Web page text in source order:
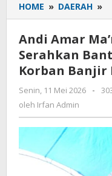
HOME » DAERAH »
Andi Amar
Serahkan
Korban Banjir
Senin, 11 Mei 2026
oleh
-
oleh Irfan Admin